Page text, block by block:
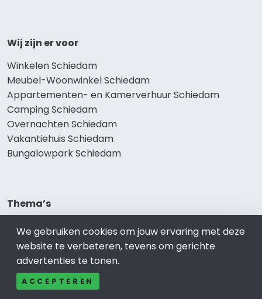
Wij zijn er voor
Winkelen Schiedam
Meubel-Woonwinkel Schiedam
Appartementen- en Kamerverhuur Schiedam
Camping Schiedam
Overnachten Schiedam
Vakantiehuis Schiedam
Bungalowpark Schiedam
Thema’s
Klussenbedrijf Schiedam
Notarissen Schiedam
Taxateurs Schiedam
Schoonmaakbedrijf Schiedam
Makelaars Schiedam
We gebruiken cookies om jouw ervaring met deze
website te verbeteren, tevens om gerichte
advertenties te tonen.
ACCEPTEREN